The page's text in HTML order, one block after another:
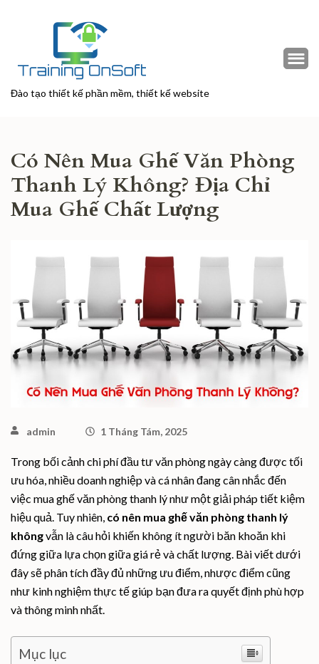
Đào tạo thiết kế phần mềm, thiết kế website
Có Nên Mua Ghế Văn Phòng
Thanh Lý Không? Địa Chỉ
Mua Ghế Chất Lượng
admin 1 Tháng Tám, 2025
Trong bối cảnh chi phí đầu tư văn phòng ngày càng được tối
ưu hóa, nhiều doanh nghiệp và cá nhân đang cân nhắc đến
việc mua ghế văn phòng thanh lý như một giải pháp tiết kiệm
hiệu quả. Tuy nhiên, có nên mua ghế văn phòng thanh lý
khôngvẫn là câu hỏi khiến không ít người băn khoăn khi
đứng giữa lựa chọn giữa giá rẻ và chất lượng. Bài viết dưới
đây sẽ phân tích đầy đủ những ưu điểm, nhược điểm cũng
như kinh nghiệm thực tế giúp bạn đưa ra quyết định phù hợp
và thông minh nhất.
Mục lục